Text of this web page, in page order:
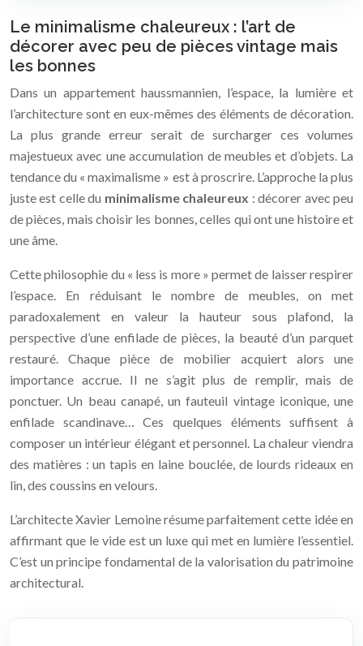
Le minimalisme chaleureux : l’art de
décorer avec peu de pièces vintage mais
les bonnes
Dans un appartement haussmannien, l’espace, la lumière et
l’architecture sont en eux-mêmes des éléments de décoration.
La plus grande erreur serait de surcharger ces volumes
majestueux avec une accumulation de meubles et d’objets. La
tendance du « maximalisme » est à proscrire. L’approche la plus
juste est celle du minimalisme chaleureux : décorer avec peu
de pièces, mais choisir les bonnes, celles qui ont une histoire et
une âme.
Cette philosophie du « less is more » permet de laisser respirer
l’espace. En réduisant le nombre de meubles, on met
paradoxalement en valeur la hauteur sous plafond, la
perspective d’une enfilade de pièces, la beauté d’un parquet
restauré. Chaque pièce de mobilier acquiert alors une
importance accrue. Il ne s’agit plus de remplir, mais de
ponctuer. Un beau canapé, un fauteuil vintage iconique, une
enfilade scandinave… Ces quelques éléments suffisent à
composer un intérieur élégant et personnel. La chaleur viendra
des matières : un tapis en laine bouclée, de lourds rideaux en
lin, des coussins en velours.
L’architecte Xavier Lemoine résume parfaitement cette idée en
affirmant que le vide est un luxe qui met en lumière l’essentiel.
C’est un principe fondamental de la valorisation du patrimoine
architectural.